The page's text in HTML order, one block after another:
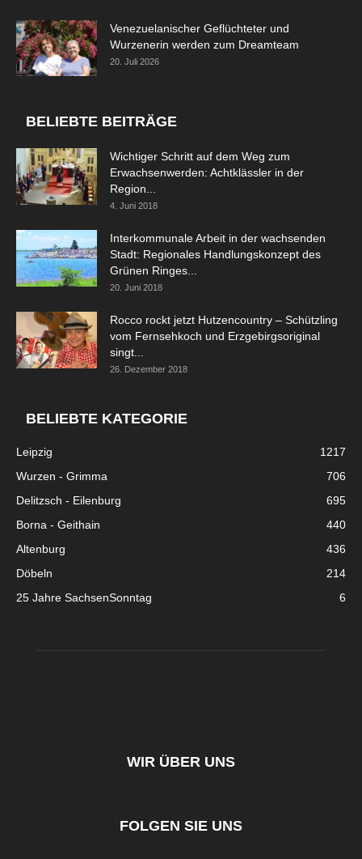
Venezuelanischer Geflüchteter und
Wurzenerin werden zum Dreamteam
20. Juli 2026
BELIEBTE BEITRÄGE
Wichtiger Schritt auf dem Weg zum
Erwachsenwerden: Achtklässler in der
Region...
4. Juni 2018
Interkommunale Arbeit in der wachsenden
Stadt: Regionales Handlungskonzept des
Grünen Ringes...
20. Juni 2018
Rocco rockt jetzt Hutzencountry – Schützling
vom Fernsehkoch und Erzgebirgsoriginal
singt...
26. Dezember 2018
BELIEBTE KATEGORIE
Leipzig
1217
Wurzen - Grimma
706
Delitzsch - Eilenburg
695
Borna - Geithain
440
Altenburg
436
Döbeln
214
25 Jahre SachsenSonntag
6
WIR ÜBER UNS
FOLGEN SIE UNS